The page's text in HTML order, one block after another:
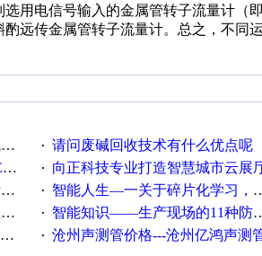
用电信号输入的金属管转子流量计（
远传金属管转子流量计。总之，不同
· 请问废碱回收技术有什么优点呢
· 向正科技专业打造智慧城市云展
· 智能人生—一关于碎片化学习，看这一篇就够了！
· 智能知识——生产现场的11种防错！(1)
· 沧州声测管价格---沧州亿鸿声测